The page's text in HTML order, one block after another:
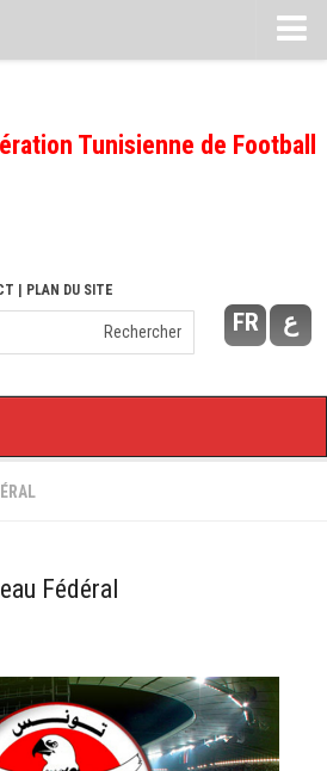
Tunisienne de Football
FR ع
| PLAN DU SITE
Fédéral